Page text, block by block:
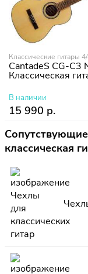
Классические гитары
CantadeS CG-C3
Классическая
В наличии
15 990 р.
классическая